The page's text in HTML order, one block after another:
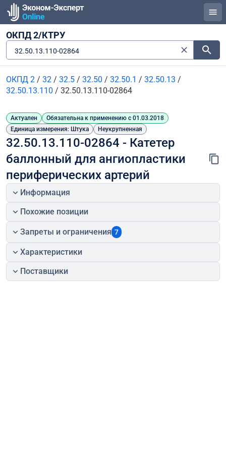
ОКПД 2/КТРУ
32.50.13.110-02864
ОКПД 2 / 32 / 32.5 / 32.50 / 32.50.1 / 32.50.13 /
32.50.13.110 / 32.50.13.110-02864
Актуален
Обязательна к применению с 01.03.2018
Единица измерения: Штука
Неукрупненная
32.50.13.110-02864 - Катетер
баллонный для ангиопластики
периферических артерий
Информация
Похожие позиции
Запреты и ограничения 7
Характеристики
Поставщики